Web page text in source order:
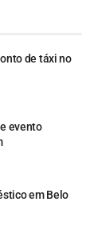
de táxi no
evento
em Belo